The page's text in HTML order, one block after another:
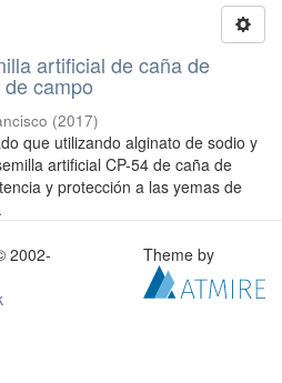
artificial de caña de
campo
(2017)
que utilizando alginato de sodio y
artificial CP-54 de caña de
y protección a las yemas de
2002-
Theme by